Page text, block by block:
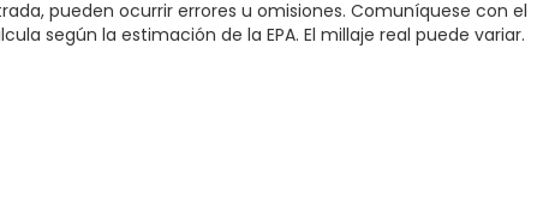
pueden ocurrir errores u omisiones. Comuníquese con el
según la estimación de la EPA. El millaje real puede variar.